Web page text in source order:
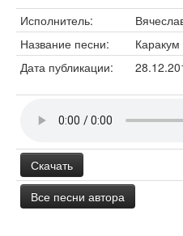
Исполнитель:
Название песни:
Дата публикации:
Скачать
Все песни автора